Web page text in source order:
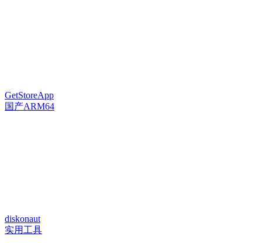
GetStoreApp
国产ARM64
diskonaut
实用工具